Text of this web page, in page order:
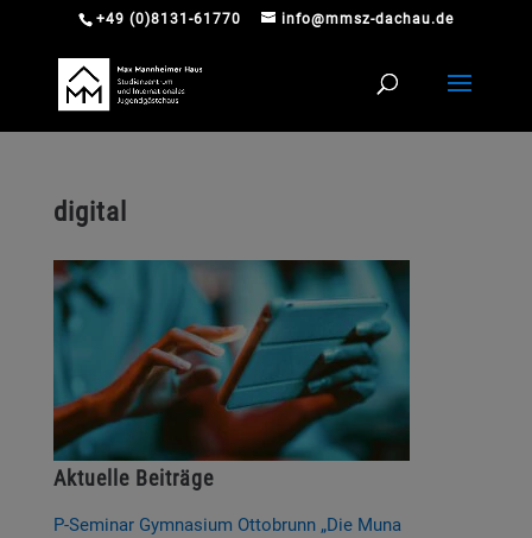
+49 (0)8131-61770 info@mmsz-dachau.de
digital
Aktuelle Beiträge
P-Seminar Gymnasium Ottobrunn „Die Muna